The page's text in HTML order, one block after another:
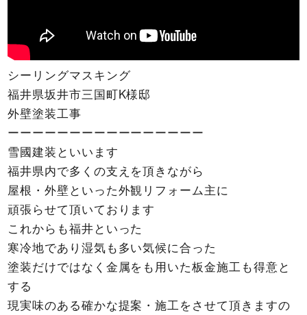
シーリングマスキング
福井県坂井市三国町K様邸
外壁塗装工事
ーーーーーーーーーーーーーーーー
雪國建装といいます
福井県内で多くの支えを頂きながら
屋根・外壁といった外観リフォーム主に
頑張らせて頂いております
これからも福井といった
寒冷地であり湿気も多い気候に合った
塗装だけではなく金属をも用いた板金施工も得意と
する
現実味のある確かな提案・施工をさせて頂きますの